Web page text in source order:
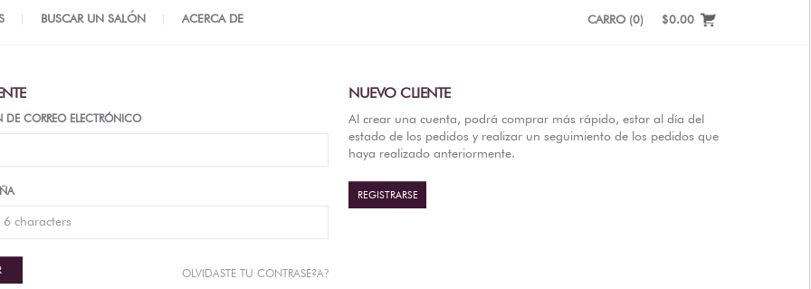
BUSCAR UN SALÓN ACERCA DE CARRO (0) $0.00
DE CORREO ELECTRÓNICO
OLVIDASTE TU CONTRASE?A?
NUEVO CLIENTE
Al crear una cuenta, podrá comprar más rápido, estar al día del
estado de los pedidos y realizar un seguimiento de los pedidos que
haya realizado anteriormente.
REGISTRARSE